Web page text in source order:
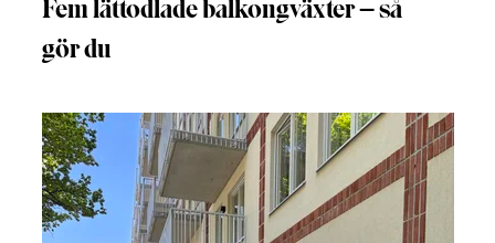
Fem lättodlade balkongväxter – så
gör du